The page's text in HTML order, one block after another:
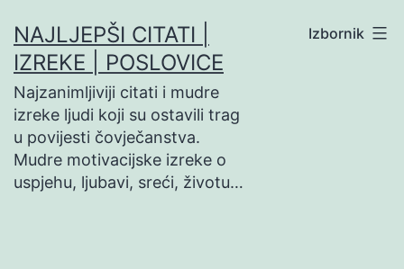
na
sadržaj
NAJLJEPŠI CITATI |
IZREKE | POSLOVICE
Najzanimljiviji citati i mudre
izreke ljudi koji su ostavili trag
u povijesti čovječanstva.
Mudre motivacijske izreke o
uspjehu, ljubavi, sreći, životu…
Izbornik